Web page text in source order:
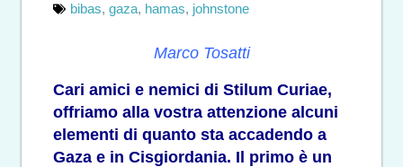
bibas, gaza, hamas, johnstone
Marco Tosatti
Cari amici e nemici di Stilum Curiae,
offriamo alla vostra attenzione alcuni
elementi di quanto sta accadendo a
Gaza e in Cisgiordania. Il primo è un